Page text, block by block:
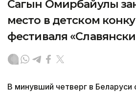
Сагын Омирбайулы
место в детском
фестиваля
В минувший четверг в Беларуси